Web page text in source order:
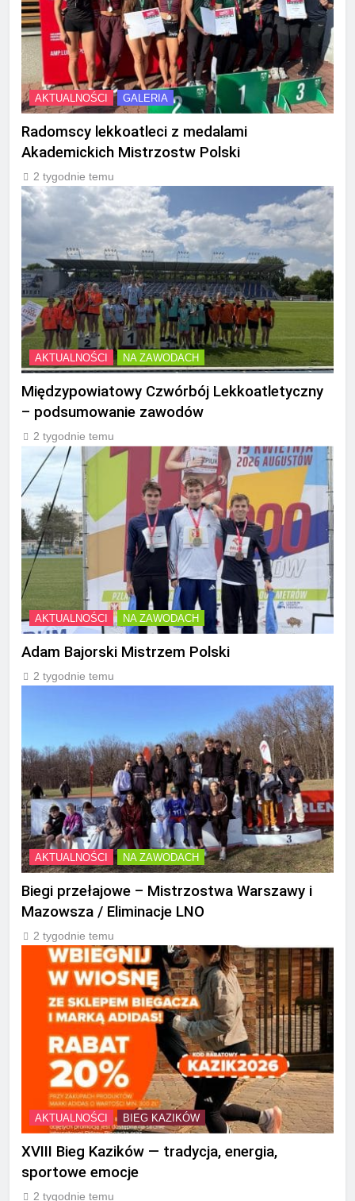
AKTUALNOŚCI GALERIA
Radomscy lekkoatleci z medalami
Akademickich Mistrzostw Polski
2 tygodnie temu
AKTUALNOŚCI NA ZAWODACH
Międzypowiatowy Czwórbój Lekkoatletyczny
– podsumowanie zawodów
2 tygodnie temu
AKTUALNOŚCI NA ZAWODACH
Adam Bajorski Mistrzem Polski
2 tygodnie temu
AKTUALNOŚCI NA ZAWODACH
Biegi przełajowe – Mistrzostwa Warszawy i
Mazowsza / Eliminacje LNO
2 tygodnie temu
AKTUALNOŚCI BIEG KAZIKÓW
XVIII Bieg Kazików — tradycja, energia,
sportowe emocje
2 tygodnie temu